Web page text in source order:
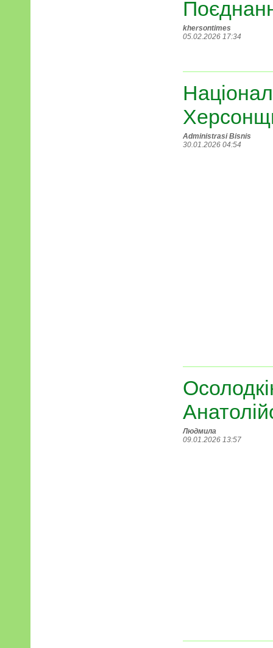
khersontimes
05.02.2026 17:34
Administrasi Bisnis
30.01.2026 04:54
Людмила
09.01.2026 13:57